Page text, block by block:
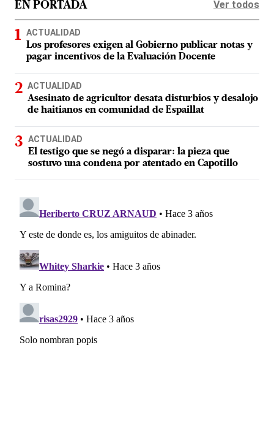
EN PORTADA Ver todos
ACTUALIDAD
Los profesores exigen al Gobierno publicar notas y
pagar incentivos de la Evaluación Docente
ACTUALIDAD
Asesinato de agricultor desata disturbios y desalojo
de haitianos en comunidad de Espaillat
ACTUALIDAD
El testigo que se negó a disparar: la pieza que
sostuvo una condena por atentado en Capotillo